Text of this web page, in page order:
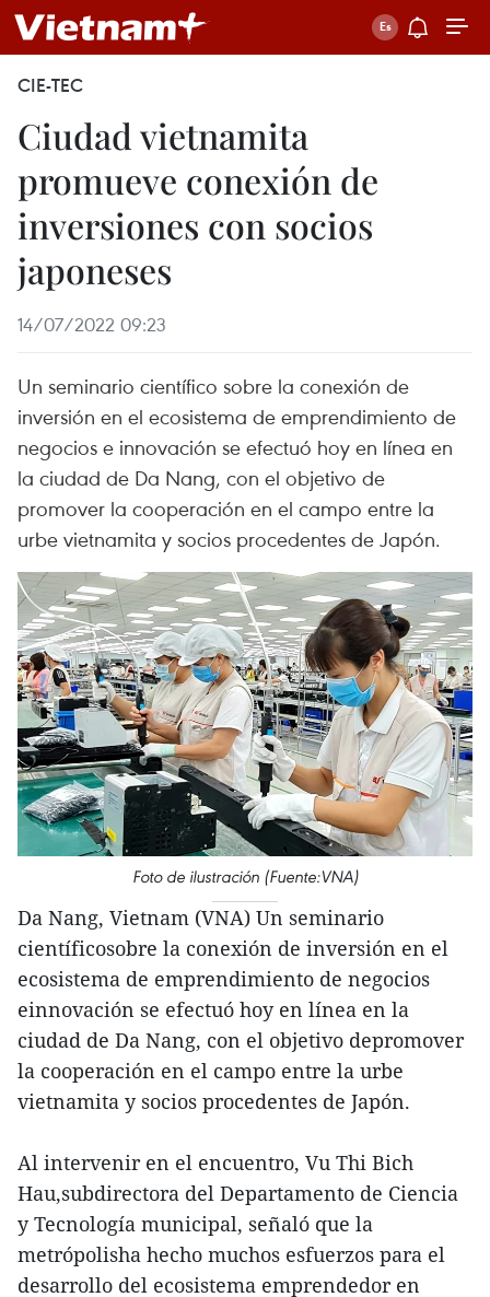
CIE-TEC
Ciudad vietnamita
promueve conexión de
inversiones con socios
japoneses
14/07/2022 09:23
Un seminario científico sobre la conexión de
inversión en el ecosistema de emprendimiento de
negocios e innovación se efectuó hoy en línea en
la ciudad de Da Nang, con el objetivo de
promover la cooperación en el campo entre la
urbe vietnamita y socios procedentes de Japón.
Foto de ilustración (Fuente:VNA)
Da Nang, Vietnam (VNA) Un seminario
científicosobre la conexión de inversión en el
ecosistema de emprendimiento de negocios
einnovación se efectuó hoy en línea en la
ciudad de Da Nang, con el objetivo depromover
la cooperación en el campo entre la urbe
vietnamita y socios procedentes de Japón.
Al intervenir en el encuentro, Vu Thi Bich
Hau,subdirectora del Departamento de Ciencia
y Tecnología municipal, señaló que la
metrópolisha hecho muchos esfuerzos para el
desarrollo del ecosistema emprendedor en